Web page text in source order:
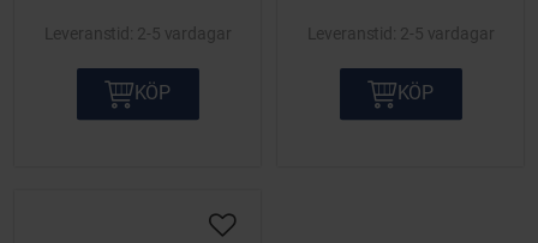
2-5 vardagar
KÖP
2-5 vardagar
KÖP